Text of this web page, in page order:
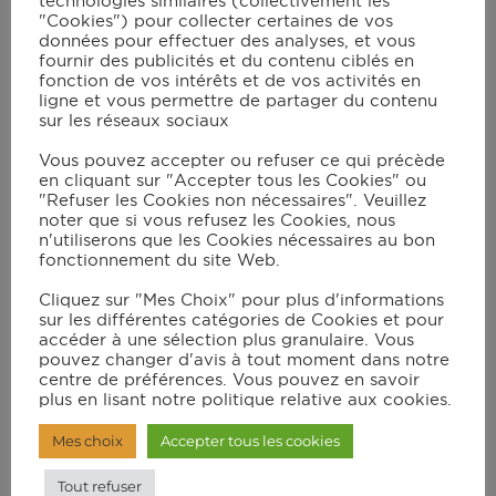
Allumer le grill et programmer le mode
Manuel/230°C (240°C pour le XL).
Comptez 10 min de cuisson avant
d'ajouter la viande hachée.
Comptez 2.30 min supplémentaires pour
que la viande hachée soit bien cuite.
Stopper la cuisson, saler, poivrer et
réserver.
Préparation de la sauce
fromagère (pendant la
cuisson de la viande
"Cookies") pour collecter certaines de vos
données pour effectuer des analyses, et vous
fournir des publicités et du contenu ciblés en
fonction de vos intérêts et de vos activités en
ligne et vous permettre de partager du contenu
sur les réseaux sociaux
Vous pouvez accepter ou refuser ce qui précède
en cliquant sur "Accepter tous les Cookies" ou
"Refuser les Cookies non nécessaires". Veuillez
noter que si vous refusez les Cookies, nous
n'utiliserons que les Cookies nécessaires au bon
fonctionnement du site Web.
Cliquez sur "Mes Choix" pour plus d'informations
sur les différentes catégories de Cookies et pour
accéder à une sélection plus granulaire. Vous
pouvez changer d'avis à tout moment dans notre
centre de préférences. Vous pouvez en savoir
plus en lisant notre politique relative aux cookies.
Mes choix Accepter tous les cookies
Tout refuser